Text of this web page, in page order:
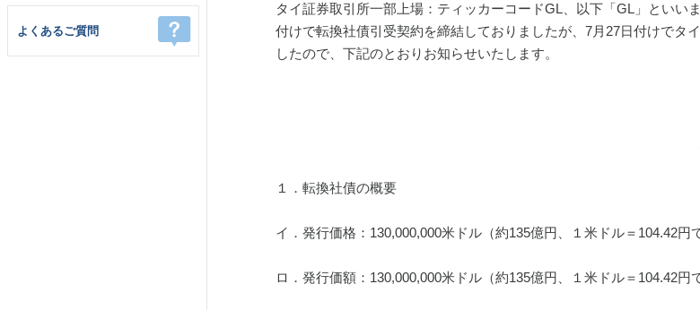
よくあるご質問
タイ証券取引所一部上場：ティッカーコードGL、以下「GL」とい
付けで転換社債引受契約を締結しておりましたが、7月27日付けでタ
したので、下記のとおりお知らせいたします。
１．転換社債の概要
イ．発行価格：130,000,000米ドル（約135億円、１米ドル＝104.42円
ロ．発行価額：130,000,000米ドル（約135億円、１米ドル＝104.42円